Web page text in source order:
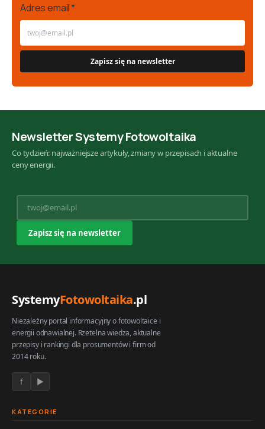
Adres email *
Newsletter Systemy Fotowoltaika
Co tydzień: najważniejsze artykuły, zmiany w przepisach i aktualne
ceny energii.
SystemyFotowoltaika.pl
Niezależny portal informacyjny o fotowoltaice i
energii odnawialnej. Rzetelna wiedza, aktualne
przepisy i rankingi dla prosumentów i firm od
2014 roku.
f ▶
KATEGORIE